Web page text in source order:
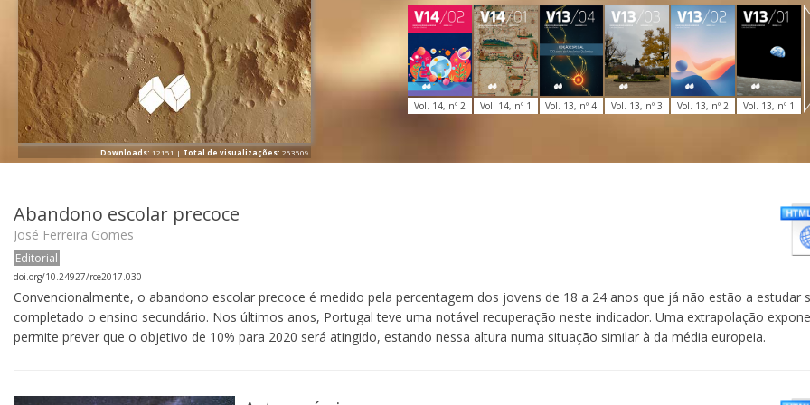
Downloads: 12151 | Total de visualizações: 253509
Vol. 14, nº 2 Vol. 14, nº 1 Vol. 13, nº 4 Vol. 13, nº 3 Vol. 13, nº 2 Vol. 13, nº 1
Abandono escolar precoce
José Ferreira Gomes
Editorial
doi.org/10.24927/rce2017.030
Convencionalmente, o abandono escolar precoce é medido pela percentagem dos jovens de 18 a 24 anos que já não estão a estudar
completado o ensino secundário. Nos últimos anos, Portugal teve uma notável recuperação neste indicador. Uma extrapolação
permite prever que o objetivo de 10% para 2020 será atingido, estando nessa altura numa situação similar à da média europeia.